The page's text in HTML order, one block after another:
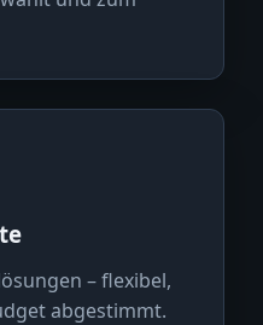
– flexibel,
abgestimmt.